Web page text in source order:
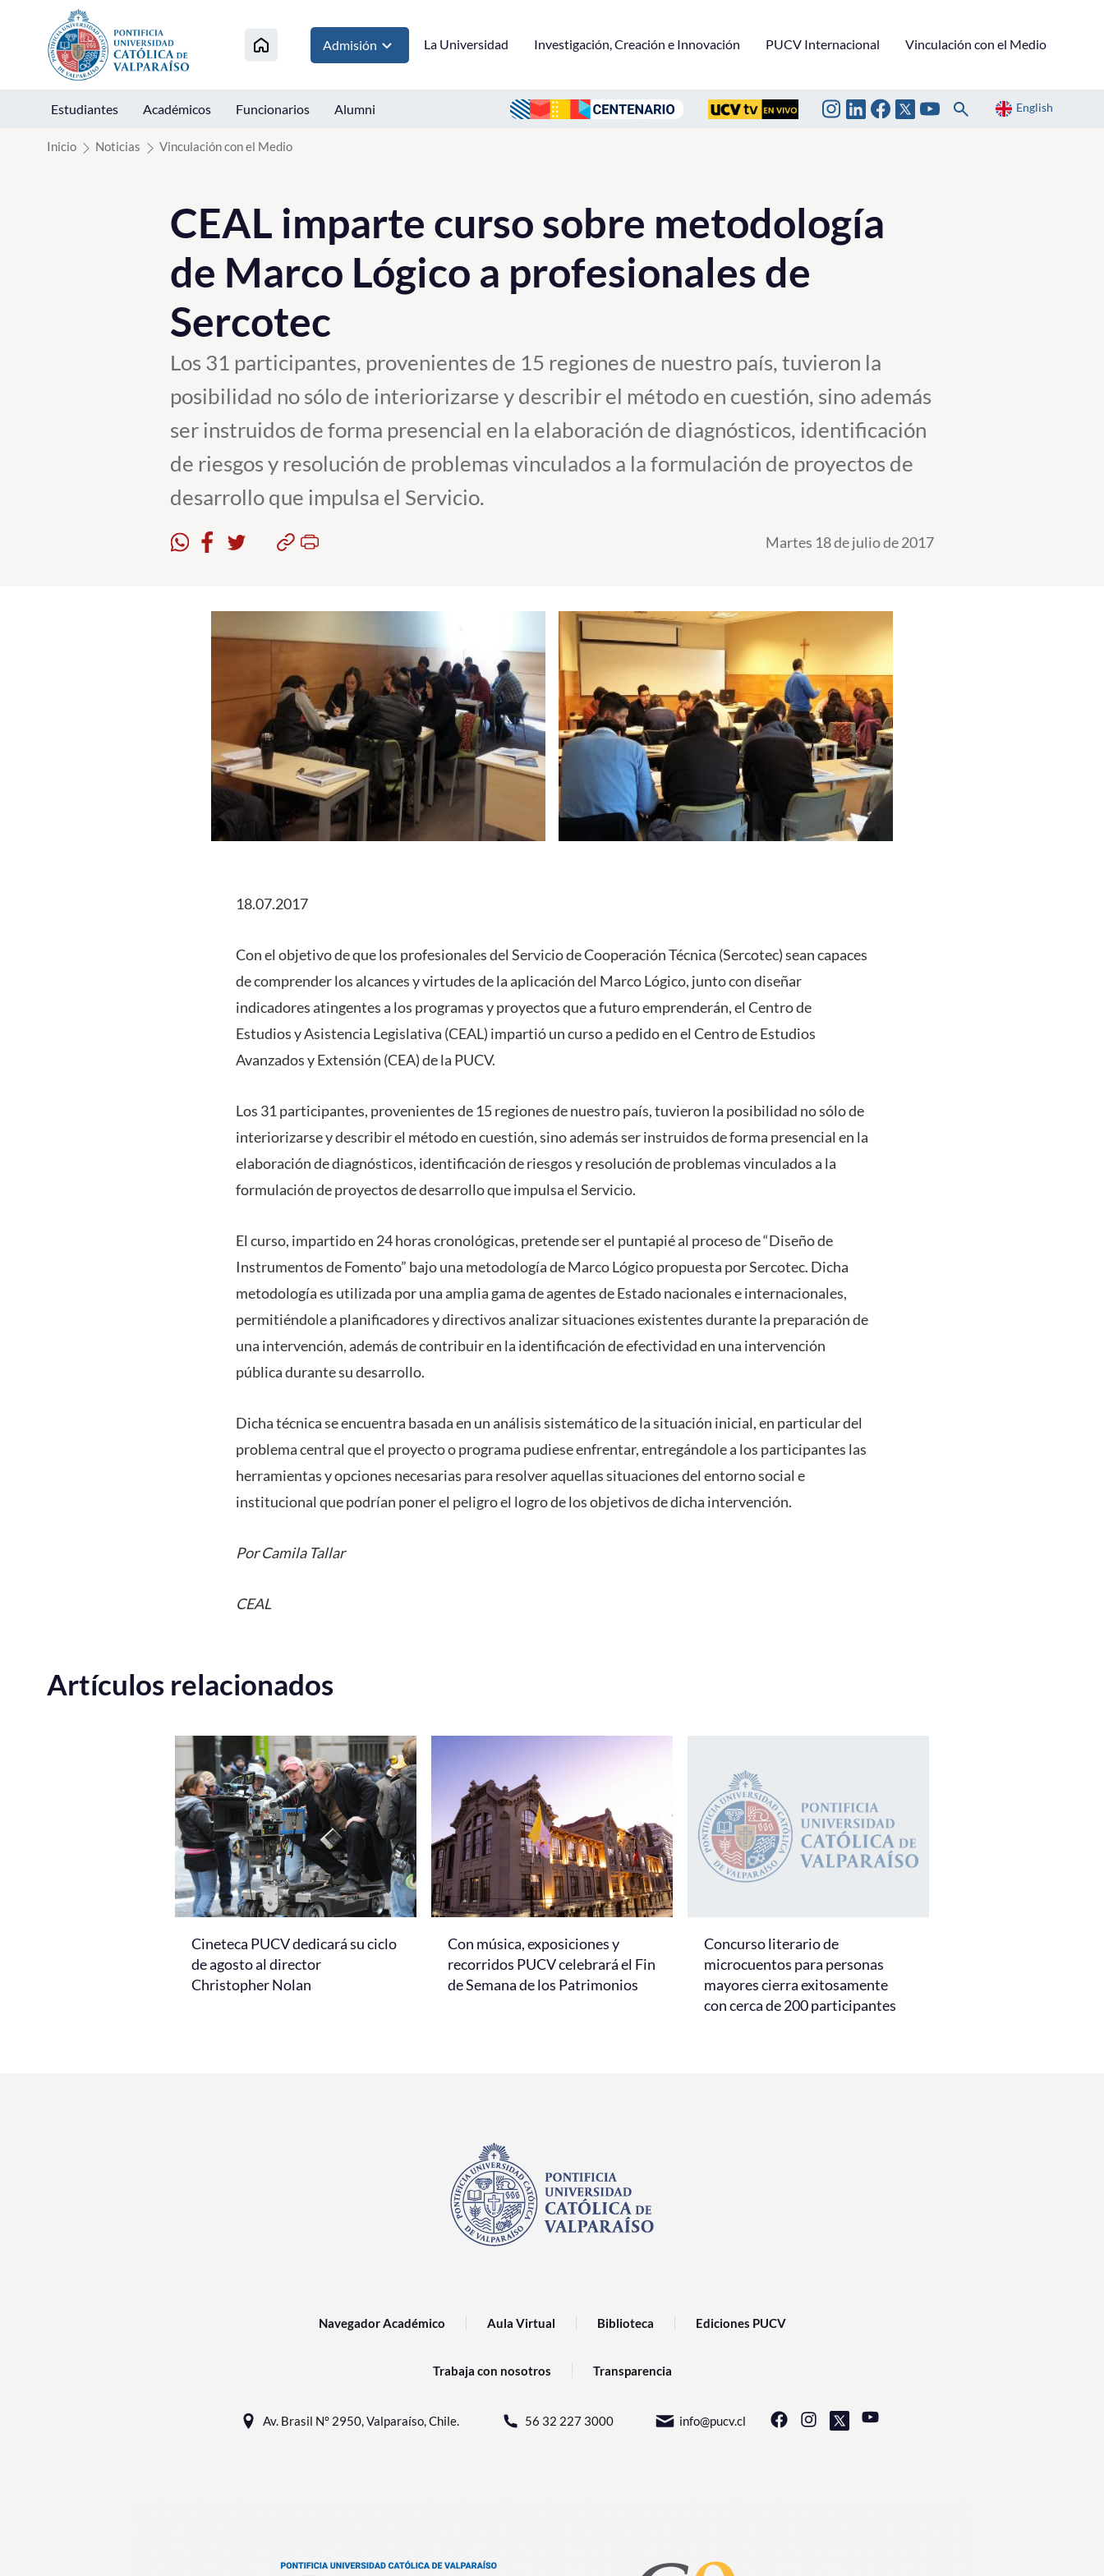
Click acá para ir directamente al contenido
Admisión La Universidad Investigación, Creación e Innovación PUCV Internacional Vinculación con el Medio
Estudiantes Académicos Funcionarios Alumni English
Inicio Noticias Vinculación con el Medio
CEAL imparte curso sobre metodología
de Marco Lógico a profesionales de
Sercotec
Los 31 participantes, provenientes de 15 regiones de nuestro país, tuvieron la
posibilidad no sólo de interiorizarse y describir el método en cuestión, sino además
ser instruidos de forma presencial en la elaboración de diagnósticos, identificación
de riesgos y resolución de problemas vinculados a la formulación de proyectos de
desarrollo que impulsa el Servicio.
Martes 18 de julio de 2017
18.07.2017
Con el objetivo de que los profesionales del Servicio de Cooperación Técnica (Sercotec) sean capaces
de comprender los alcances y virtudes de la aplicación del Marco Lógico, junto con diseñar
indicadores atingentes a los programas y proyectos que a futuro emprenderán, el Centro de
Estudios y Asistencia Legislativa (CEAL) impartió un curso a pedido en el Centro de Estudios
Avanzados y Extensión (CEA) de la PUCV.
Los 31 participantes, provenientes de 15 regiones de nuestro país, tuvieron la posibilidad no sólo de
interiorizarse y describir el método en cuestión, sino además ser instruidos de forma presencial en la
elaboración de diagnósticos, identificación de riesgos y resolución de problemas vinculados a la
formulación de proyectos de desarrollo que impulsa el Servicio.
El curso, impartido en 24 horas cronológicas, pretende ser el puntapié al proceso de “Diseño de
Instrumentos de Fomento” bajo una metodología de Marco Lógico propuesta por Sercotec. Dicha
metodología es utilizada por una amplia gama de agentes de Estado nacionales e internacionales,
permitiéndole a planificadores y directivos analizar situaciones existentes durante la preparación de
una intervención, además de contribuir en la identificación de efectividad en una intervención
pública durante su desarrollo.
Dicha técnica se encuentra basada en un análisis sistemático de la situación inicial, en particular del
problema central que el proyecto o programa pudiese enfrentar, entregándole a los participantes las
herramientas y opciones necesarias para resolver aquellas situaciones del entorno social e
institucional que podrían poner el peligro el logro de los objetivos de dicha intervención.
Por Camila Tallar
CEAL
Artículos relacionados
Cineteca PUCV dedicará su ciclo
de agosto al director
Christopher Nolan
Con música, exposiciones y
recorridos PUCV celebrará el Fin
de Semana de los Patrimonios
Concurso literario de
microcuentos para personas
mayores cierra exitosamente
con cerca de 200 participantes
Navegador Académico Aula Virtual Biblioteca Ediciones PUCV
Trabaja con nosotros Transparencia
Av. Brasil N° 2950, Valparaíso, Chile. 56 32 227 3000 info@pucv.cl